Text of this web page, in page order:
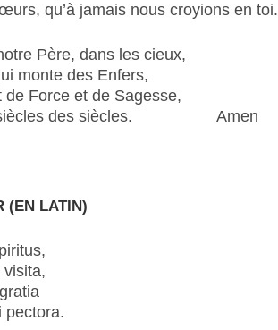
qu’à jamais nous croyions en toi.
Père, dans les cieux,
monte des Enfers,
de Force et de Sagesse,
siècles des siècles. Amen
(EN LATIN)
visita,
pectora.